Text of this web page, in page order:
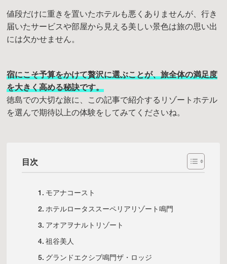
値段だけに重きを置いたホテルも悪くありませんが、行き
届いたサービスや部屋から見える美しい景色は旅の思い出
には欠かせません。
宿にこそ予算をかけて贅沢に選ぶことが、旅全体の満足度
を大きく高める秘訣です。
徳島での大切な旅に、この記事で紹介するリゾートホテル
を選んで期待以上の体験をしてみてくださいね。
目次
モアナコースト
ホテルロータススーペリアリゾート鳴門
アオアヲナルトリゾート
祖谷美人
グランドエクシブ鳴門ザ・ロッジ